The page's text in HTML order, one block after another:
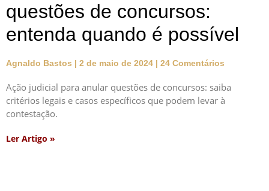
questões de concursos:
entenda quando é possível
Agnaldo Bastos 2 de maio de 2024 24 Comentários
Ação judicial para anular questões de concursos: saiba
critérios legais e casos específicos que podem levar à
contestação.
Ler Artigo »